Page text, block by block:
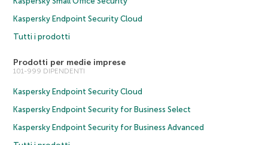
Kaspersky Endpoint Security Cloud
Tutti i prodotti
Prodotti per medie imprese
101-999 DIPENDENTI
Kaspersky Endpoint Security Cloud
Kaspersky Endpoint Security for Business Select
Kaspersky Endpoint Security for Business Advanced